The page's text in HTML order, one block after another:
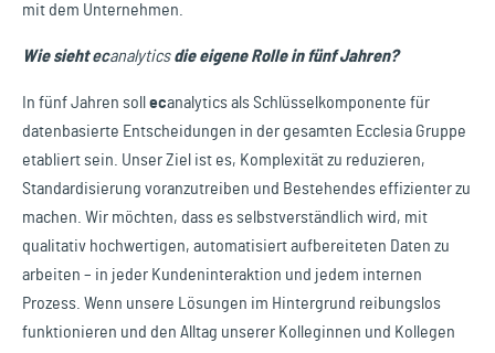
mit dem Unternehmen.
Wie siehtecanalyticsdie eigene Rolle in fünf Jahren?
In fünf Jahren soll ecanalyticsals Schlüsselkomponente für
datenbasierte Entscheidungen in der gesamten Ecclesia Gruppe
etabliert sein. Unser Ziel ist es, Komplexität zu reduzieren,
Standardisierung voranzutreiben und Bestehendes effizienter zu
machen. Wir möchten, dass es selbstverständlich wird, mit
qualitativ hochwertigen, automatisiert aufbereiteten Daten zu
arbeiten – in jeder Kundeninteraktion und jedem internen
Prozess. Wenn unsere Lösungen im Hintergrund reibungslos
funktionieren und den Alltag unserer Kolleginnen und Kollegen